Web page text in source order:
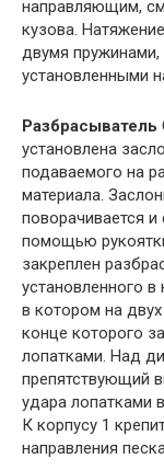
направляющим,
кузова.
двумя
установленными
Разбрасыватель
установлена
подаваемого на
материала.
поворачивается
помощью
закреплен
установленного в
в котором на
конце которого
лопатками. Над
препятствующий
удара лопатками
К корпусу 1
направления